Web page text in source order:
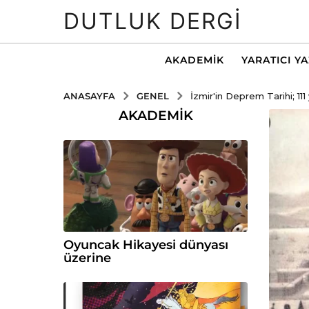
DUTLUK DERGI
AKADEMIK YARATICI
ANASAYFA GENEL İzmir'in Deprem Tarihi; 111
AKADEMIK
Oyuncak Hikayesi dünyası
üzerine